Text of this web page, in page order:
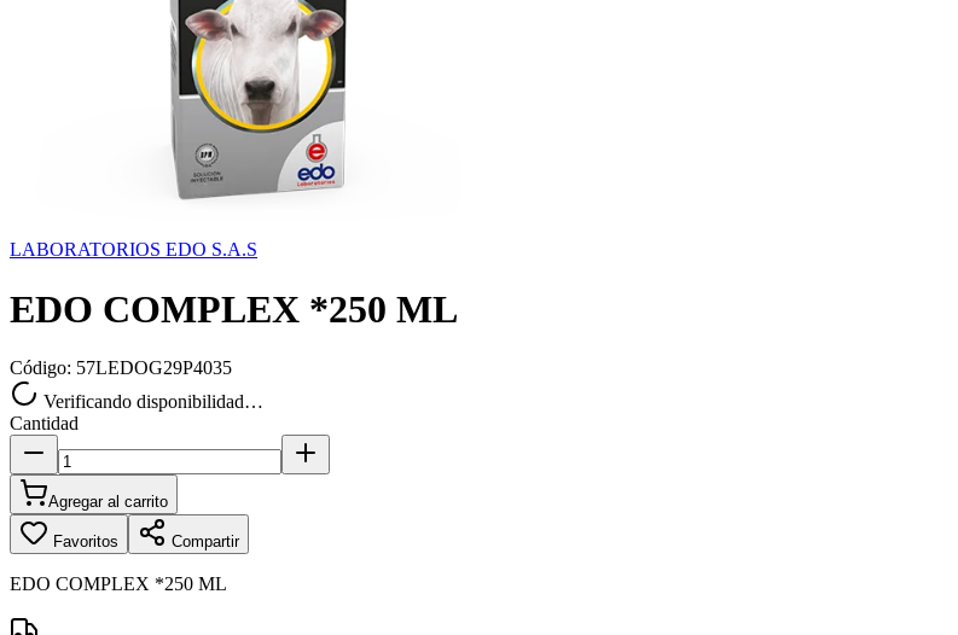
LABORATORIOS EDO S.A.S
EDO COMPLEX *250 ML
Código: 57LEDOG29P4035
Verificando disponibilidad…
Cantidad
Agregar al carrito
Favoritos Compartir
EDO COMPLEX *250 ML